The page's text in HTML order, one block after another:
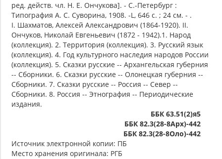
ред. действ. чл. Н. Е. Ончукова]. - С.-Петербург :
Типография А. С. Суворина, 1908. -L, 646 с. ; 24 см. - .
I. Шахматов, Алексей Александрович (1864-1920). II.
Ончуков, Николай Евгеньевич (1872 - 1942).1. Народ
(коллекция). 2. Территория (коллекция). 3. Русский язык
(коллекция). 4. Год культурного наследия народов России
(коллекция). 5. Сказки русские -- Архангельская губерния
-- Сборники. 6. Сказки русские -- Олонецкая губерния --
Сборники. 7. Сказки русские -- Россия -- Север --
Сборники. 8. Россия -- Этнография -- Периодические
издания.
ББК 63.51(2)я5
ББК 82.3(28-8Арх)-442
ББК 82.3(28-8Оло)-442
Источник электронной копии: ПБ
Место хранения оригинала: РГБ